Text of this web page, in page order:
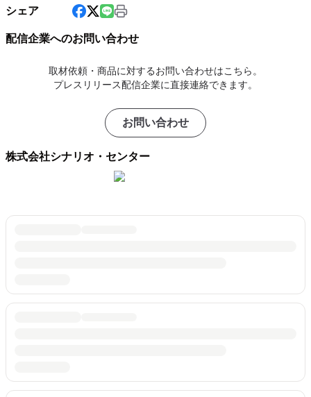
シェア
配信企業へのお問い合わせ
取材依頼・商品に対するお問い合わせはこちら。
プレスリリース配信企業に直接連絡できます。
お問い合わせ
株式会社シナリオ・センター